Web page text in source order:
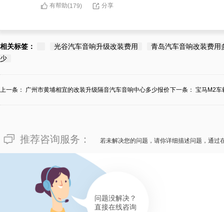
有帮助(179) 分享
相关标签： 光谷汽车音响升级改装费用
青岛汽车音响改装费用
少
上一条： 广州市黄埔相宜的改装升级隔音汽车音响中心多少报价下一条： 宝马M2车
推荐咨询服务： 若未解决您的问题，请你详细描述问题，通过
问题没解决？
直接在线咨询